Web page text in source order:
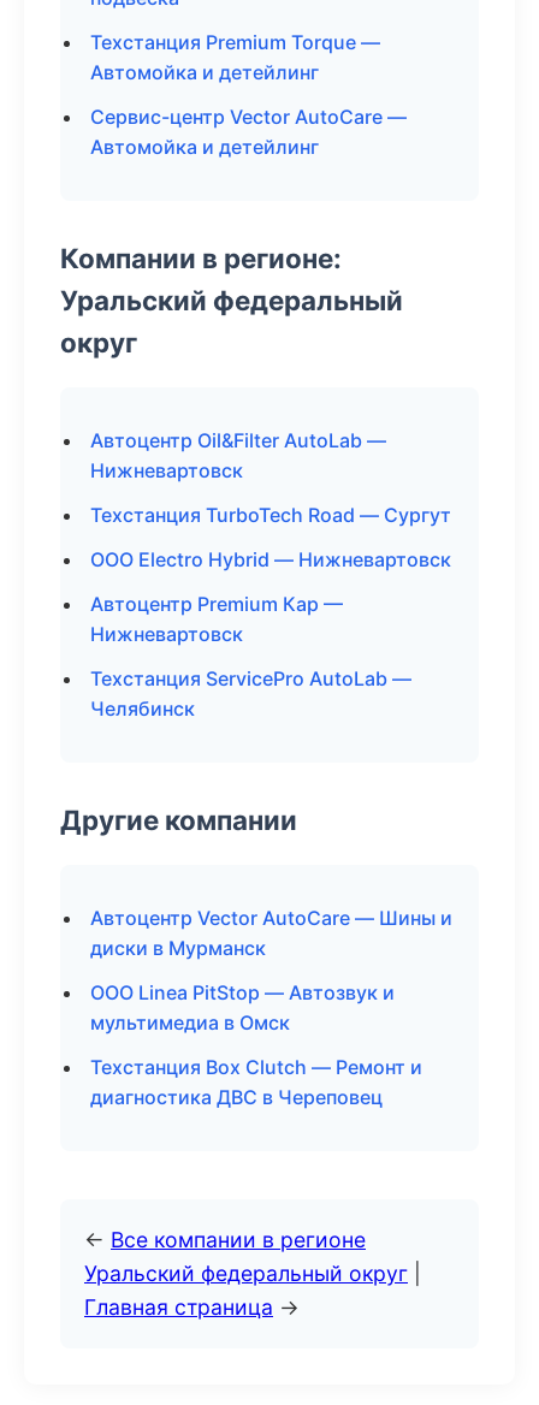
Техстанция Premium Torque —
Автомойка и детейлинг
Сервис-центр Vector AutoCare —
Автомойка и детейлинг
Компании в регионе:
Уральский федеральный
округ
Автоцентр Oil&Filter AutoLab —
Нижневартовск
Техстанция TurboTech Road — Сургут
ООО Electro Hybrid — Нижневартовск
Автоцентр Premium Кар —
Нижневартовск
Техстанция ServicePro AutoLab —
Челябинск
Другие компании
Автоцентр Vector AutoCare — Шины и
диски в Мурманск
ООО Linea PitStop — Автозвук и
мультимедиа в Омск
Техстанция Box Clutch — Ремонт и
диагностика ДВС в Череповец
← Все компании в регионе
Уральский федеральный округ
Главная страница →